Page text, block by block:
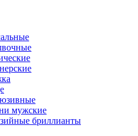
мужские
бриллианты